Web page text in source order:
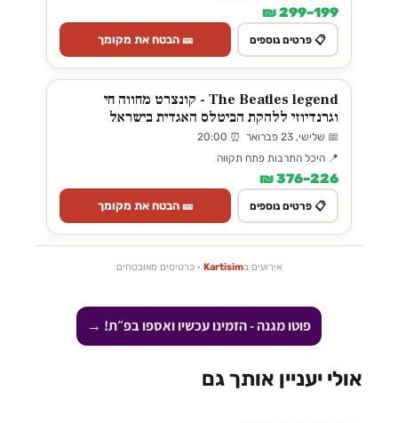
199–299 ₪
📋 פרטים נוספים 🎫 הבטח את מקומך
The Beatles legend - קונצרט מחווה חי
וגרנדיוזי ללהקת הביטלס האגדית בישראל
📅 שלישי, 23 פברואר ⏰ 20:00
📍 היכל התרבות פתח תקווה
226–376 ₪
📋 פרטים נוספים 🎫 הבטח את מקומך
אירועים בKartisim · כרטיסים מאובטחים
פוטו מגנה - הזמינו עכשיו ואספו בפ״ת! →
אולי יעניין אותך גם